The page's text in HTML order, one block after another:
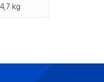
4,7 kg